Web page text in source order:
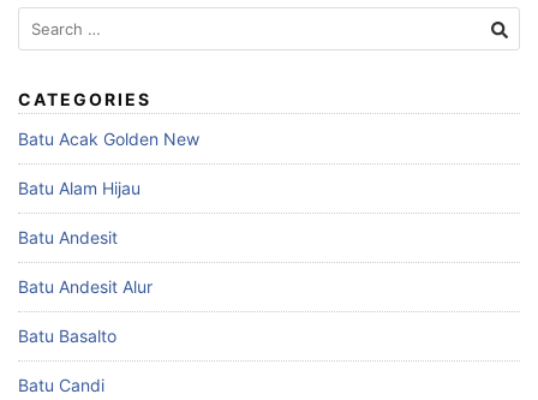
Search
for:
CATEGORIES
Batu Acak Golden New
Batu Alam Hijau
Batu Andesit
Batu Andesit Alur
Batu Basalto
Batu Candi